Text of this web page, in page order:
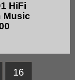
HiFi
Music
16